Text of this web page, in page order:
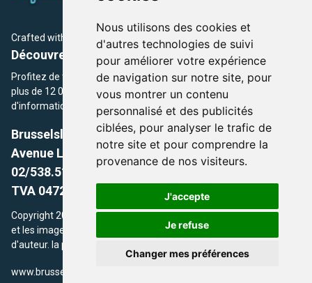
Nous utilisons des cookies et
d'autres technologies de suivi
pour améliorer votre expérience
de navigation sur notre site, pour
vous montrer un contenu
personnalisé et des publicités
ciblées, pour analyser le trafic de
notre site et pour comprendre la
provenance de nos visiteurs.
J'accepte
Je refuse
Changer mes préférences
Crafted with by Brusselslife Team
Découvrez plus de 12 000 adresses et événements
Profitez de toutes les sections de BrusselsLife.be et découvrez
plus de 12 000 adresses et un grand choix d'événements,
d'informations et de conseils et astuces de notre écriture.
Brusselslife.be
Avenue Louise, 500 -1050 Ixelles, Brussels,
02/538.51.49.
TVA 0472.281.221
Copyright 2026 © Brusselslife.be Tous droits réservés. Le contenu
et les images utilisés sur ce site sont protégés par le droit
d'auteur. la propriétaires respectifs.
www.brusselsLife.be